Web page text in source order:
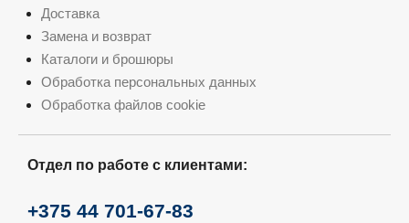
Доставка
Замена и возврат
Каталоги и брошюры
Обработка персональных данных
Обработка файлов cookie
Отдел по работе с клиентами:
+375 44 701-67-83